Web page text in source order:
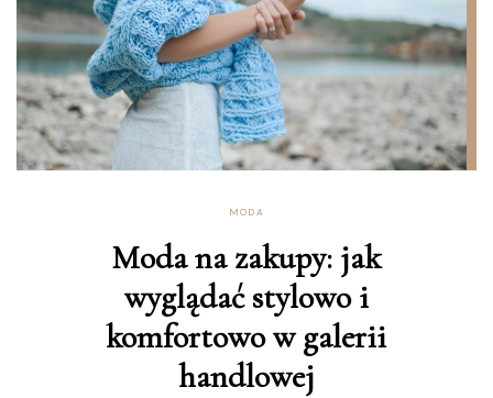
MODA
Moda na zakupy: jak
wyglądać stylowo i
komfortowo w galerii
handlowej